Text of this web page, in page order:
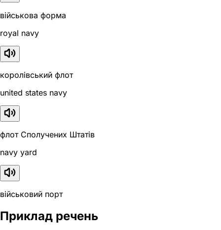
військова форма
royal navy
королівський флот
united states navy
флот Сполучених Штатів
navy yard
військовий порт
Приклад речень